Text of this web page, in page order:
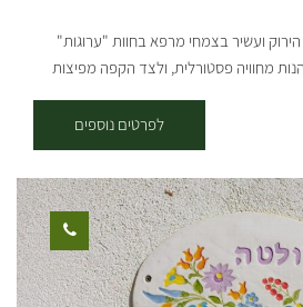
עם קק"ל
ועשיר בצמחי מרפא בחוות "ערוגות"
מחוויה פסטורלית, ולצד הקפה מפיצות
לפרטים נוספים